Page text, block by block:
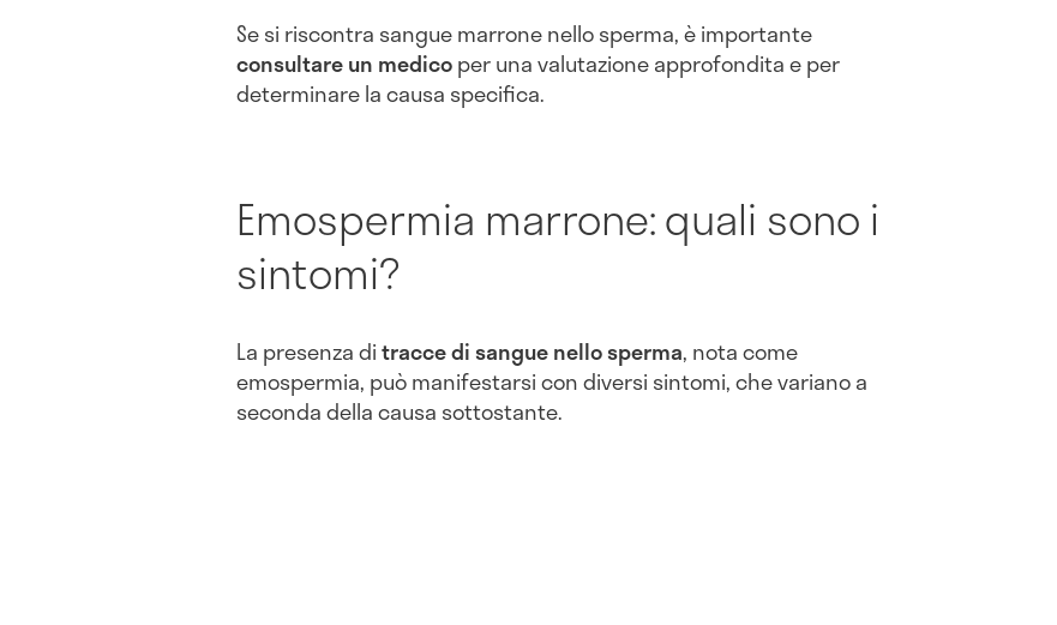
Se si riscontra sangue marrone nello sperma, è importante
consultare un medicoper una valutazione approfondita e per
determinare la causa specifica.
Emospermia marrone: quali sono i
sintomi?
La presenza ditracce di sangue nello sperma, nota come
emospermia, può manifestarsi con diversi sintomi, che variano a
seconda della causa sottostante.